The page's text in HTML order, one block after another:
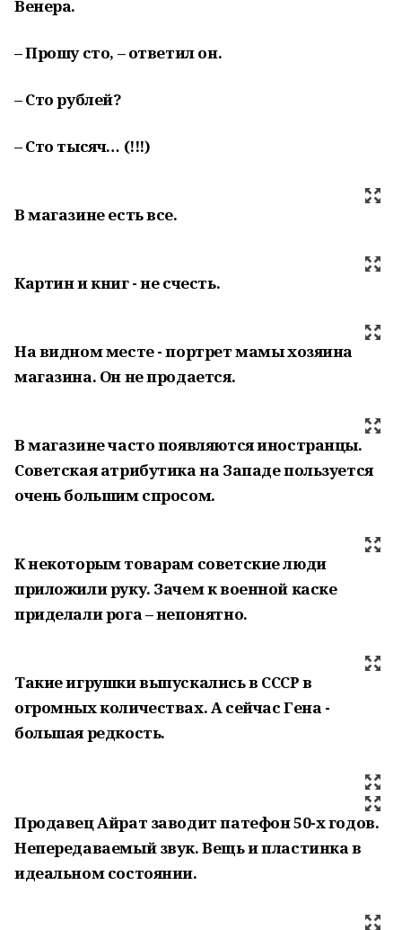
Венера.
– Прошу сто, – ответил он.
– Сто рублей?
– Сто тысяч… (!!!)
В магазине есть все.
Картин и книг - не счесть.
На видном месте - портрет мамы хозяина
магазина. Он не продается.
В магазине часто появляются иностранцы.
Советская атрибутика на Западе пользуется
очень большим спросом.
К некоторым товарам советские люди
приложили руку. Зачем к военной каске
приделали рога – непонятно.
Такие игрушки выпускались в СССР в
огромных количествах. А сейчас Гена -
большая редкость.
Продавец Айрат заводит патефон 50-х годов.
Непередаваемый звук. Вещь и пластинка в
идеальном состоянии.